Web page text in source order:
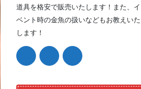
道具を格安で販売いたします！また、イ
ベント時の金魚の扱いなどもお教えいた
します！